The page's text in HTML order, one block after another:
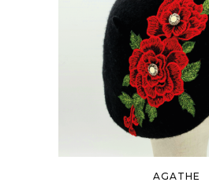
AGATHE